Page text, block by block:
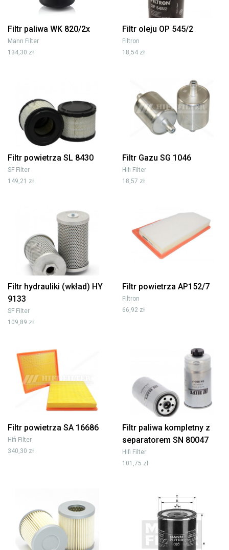
Filtr paliwa WK 820/2x
Mann Filter
134,30 zł
Filtr oleju OP 545/2
Filtron
18,54 zł
Filtr powietrza SL 8430
SF Filter
149,21 zł
Filtr Gazu SG 1046
Hifi Filter
18,57 zł
Filtr hydrauliki (wkład) HY
9133
SF Filter
109,89 zł
Filtr powietrza AP152/7
Filtron
66,92 zł
Filtr powietrza SA 16686
Hifi Filter
340,30 zł
Filtr paliwa kompletny z
separatorem SN 80047
Hifi Filter
101,75 zł